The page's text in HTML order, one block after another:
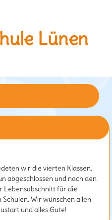
Lünen
wir die vierten Klassen.
abgeschlossen und nach den
für die
Wir wünschen allen
und alles Gute!